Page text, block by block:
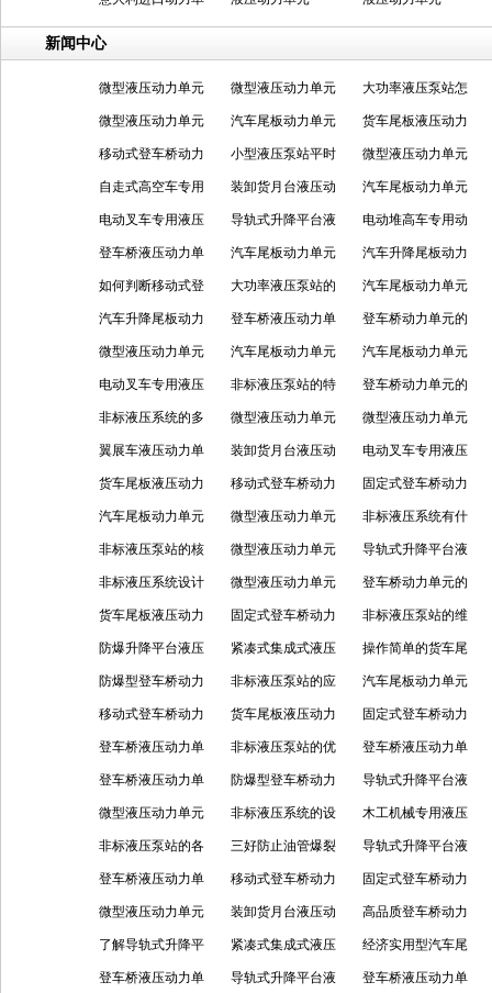
元
新闻中心
微型液压动力单元
需怎么保养
微型液压动力单元
满足哪些工况
大功率液压泵站怎
么进行工作的
微型液压动力单元
的核心特点有哪些
汽车尾板动力单元
常见毛病咋排查
货车尾板液压动力
单元该怎么正确保
养
移动式登车桥动力
单元有电没电都能
用
小型液压泵站平时
怎么养才省心
微型液压动力单元
安装时需要注意什
么？
自走式高空车专用
手柄控制系统的功
能怎样
装卸货月台液压动
力单元的技术特点
怎样
汽车尾板动力单元
的常见问题表现及
成因
电动叉车专用液压
单元是怎么运转的
导轨式升降平台液
压泵站的使用要求
有哪些
电动堆高车专用动
力单元的作用是什
么？
登车桥液压动力单
元的常见问题及处
理
汽车尾板动力单元
具备哪些优势
汽车升降尾板动力
单元的使用优势如
何
如何判断移动式登
车桥动力单元是否
需要保养
大功率液压泵站的
使用目的有哪些？
汽车尾板动力单元
的工作原理
汽车升降尾板动力
单元的核心部件有
哪些
登车桥液压动力单
元的具体功能细节
登车桥动力单元的
工作原理包括哪些
微型液压动力单元
的安装要求
汽车尾板动力单元
的作用怎样？
汽车尾板动力单元
的故障有哪些原
因？
电动叉车专用液压
单元的作用及选型
注意点
非标液压泵站的特
点及应用怎样？
登车桥动力单元的
特点有哪些？
非标液压系统的多
方面介绍
微型液压动力单元
的核心结构与工作
原理
微型液压动力单元
的特点及应用场景
翼展车液压动力单
元的核心组件与结
构配置
装卸货月台液压动
力单元的核心功能
与定义
电动叉车专用液压
单元的应用如何
货车尾板液压动力
单元的维护保养要
点
移动式登车桥动力
单元怎么使用
固定式登车桥动力
单元的构成及特点
汽车尾板动力单元
的核心组成部分包
括哪些？
微型液压动力单元
有什么特点，应用
怎样？
非标液压系统有什
么特点，应用在哪
里？
非标液压泵站的核
心特点怎样
微型液压动力单元
的应用领域怎样？
导轨式升降平台液
压泵站的组成及功
能怎样？
非标液压系统设计
中常见故障
微型液压动力单元
的维护保养怎样？
登车桥动力单元的
功能有哪些？
货车尾板液压动力
单元的工作原理怎
样？
固定式登车桥动力
单元的使用场合
非标液压泵站的维
护周期如何
防爆升降平台液压
动力单元的维护保
养有哪些注意事
项？
紧凑式集成式液压
泵站的工作原理解
析
操作简单的货车尾
板液压动力单元
防爆型登车桥动力
单元的维护措施
非标液压泵站的应
用场景
汽车尾板动力单元
的组成、选购及应
用
移动式登车桥动力
单元内容进一步了
解
货车尾板液压动力
单元的工作原理与
核心组件
固定式登车桥动力
单元的维护怎样？
登车桥液压动力单
元的选购指南与维
护保养
非标液压泵站的优
势体现
登车桥液压动力单
元的功能特性
登车桥液压动力单
元的选购标准
防爆型登车桥动力
单元的知识要点
导轨式升降平台液
压泵站的维护保养
微型液压动力单元
的结构、应用及技
术特点
非标液压系统的设
计注意事项
木工机械专用液压
泵站的维护与保养
指南
非标液压泵站的各
方面内容介绍
三好防止油管爆裂
阀的功能怎样？
导轨式升降平台液
压泵站的使用指南
介绍
登车桥液压动力单
元的核心功能与特
点介绍
移动式登车桥动力
单元的功能及应用
固定式登车桥动力
单元的各部件及作
用
微型液压动力单元
的电气和控制要求
装卸货月台液压动
力单元该怎么保养
呢？
高品质登车桥动力
单元是什么？
了解导轨式升降平
台液压泵站的基础
紧凑式集成式液压
泵站的特点及应用
经济实用型汽车尾
板动力单元怎么选
登车桥液压动力单 导轨式升降平台液 登车桥液压动力单